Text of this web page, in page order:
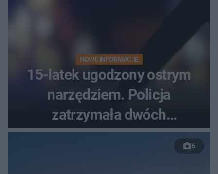
NOWE INFORMACJE
15-latek ugodzony ostrym
narzędziem. Policja
zatrzymała dwóch
nastolatków
6